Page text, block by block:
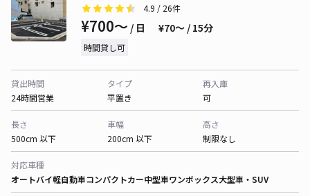
4.9 / 26件
¥700〜 / 日 ¥70〜 / 15分
時間貸し可
貸出時間
24時間営業
タイプ
平置き
再入庫
可
長さ
500cm 以下
車幅
200cm 以下
高さ
制限なし
対応車種
オートバイ軽自動車コンパクトカー中型車ワンボックス大型車・SUV